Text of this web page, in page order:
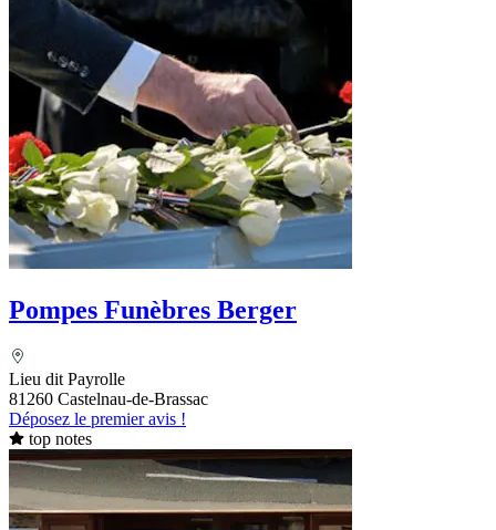
Pompes Funèbres Berger
Lieu dit Payrolle
81260 Castelnau-de-Brassac
Déposez le premier avis !
top notes